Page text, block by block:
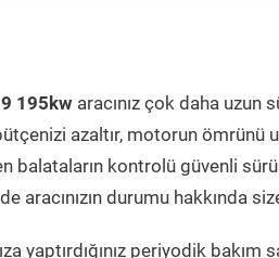
195kw aracınız çok daha uzun
azaltır, motorun ömrünü
balataların kontrolü güvenli
aracınızın durumu hakkında
yaptırdığınız periyodik